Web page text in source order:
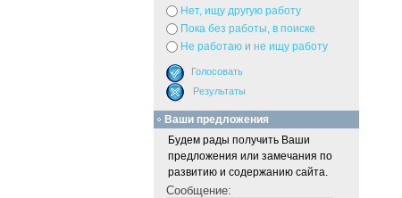
Нет, ищу другую работу
Пока без работы, в поиске
Не работаю и не ищу работу
Ваши предложения
Будем рады получить Ваши
предложения или замечания по
развитию и содержанию сайта.
Сообщение: